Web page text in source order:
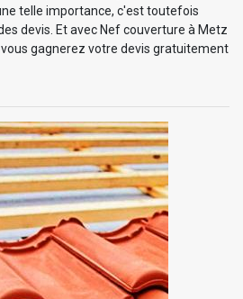
telle importance, c'est toutefois
devis. Et avec Nef couverture à Metz
vous gagnerez votre devis gratuitement